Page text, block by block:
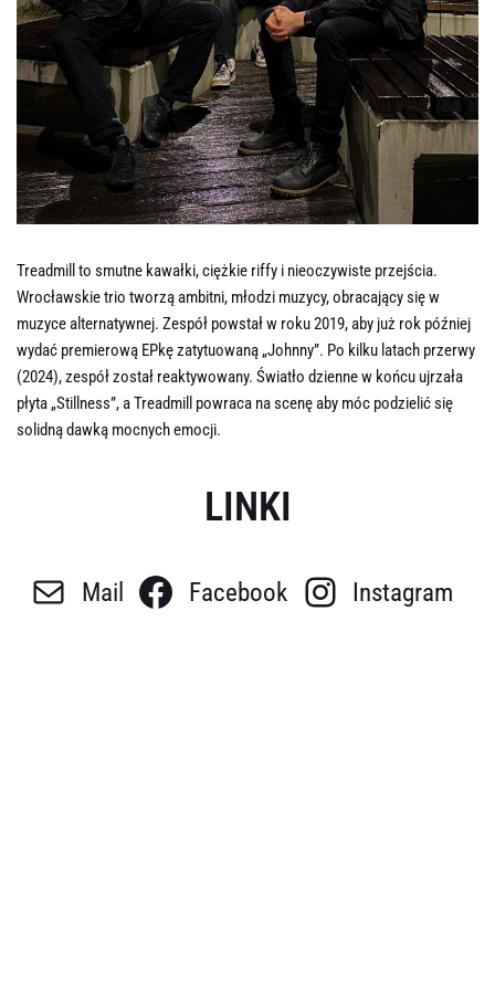
Treadmill to smutne kawałki, ciężkie riffy i nieoczywiste przejścia.
Wrocławskie trio tworzą ambitni, młodzi muzycy, obracający się w
muzyce alternatywnej. Zespół powstał w roku 2019, aby już rok później
wydać premierową EPkę zatytuowaną „Johnny”. Po kilku latach przerwy
(2024), zespół został reaktywowany. Światło dzienne w końcu ujrzała
płyta „Stillness”, a Treadmill powraca na scenę aby móc podzielić się
solidną dawką mocnych emocji.
LINKI
Mail Facebook Instagram